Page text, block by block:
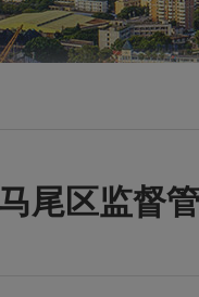
尾区监督